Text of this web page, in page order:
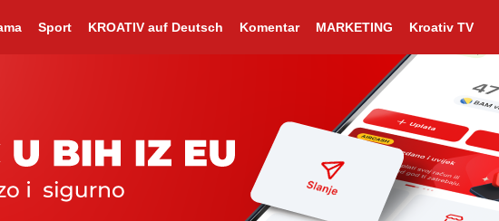
Sport KROATIV auf Deutsch Komentar MARKETING Kroativ TV